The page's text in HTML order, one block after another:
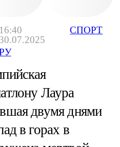
16:40
30.07.2025
СПОРТ
Лаура
двумя днями
в горах в